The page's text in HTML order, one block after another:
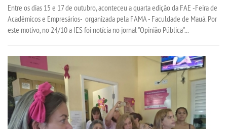
Entre os dias 15 e 17 de outubro, aconteceu a quarta edição da FAE -Feira de
Acadêmicos e Empresários- organizada pela FAMA - Faculdade de Mauá. Por
este motivo, no 24/10 a IES foi notícia no jornal "Opinião Pública"...